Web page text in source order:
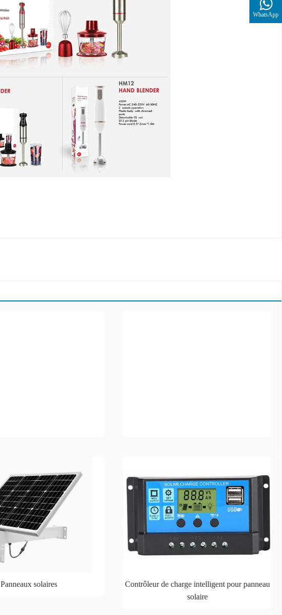
Panneaux solaires
Contrôleur de charge intelligent pour panneau
solaire
WhatsApp